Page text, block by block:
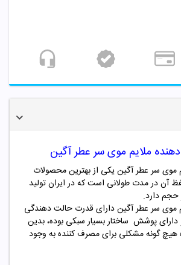
ملایم موی سر عطر آگین
موی سر عطر آگین یکی از بهترین محصولات
آن در مدت طولانی است که در ایران تولید
موی سر عطر آگیندارای قدرت حالت دهندگی
پوشش ساختار بسیار سبکی بوده، بدین
هیچ گونه مشکلی برای مصرف کننده به وجود